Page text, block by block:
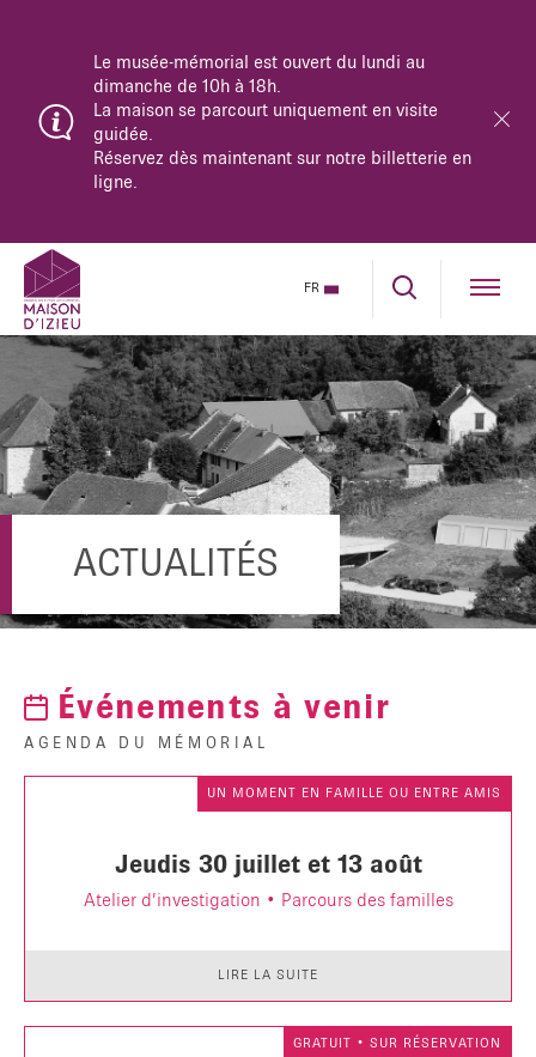
Le principal pont d’accès à la Maison d’Izieu est
fermé pour travaux jusqu’en novembre 2026.
Vérifiez votre trajet en amont ou suivez les
déviations fléchées depuis les sorties 10 et 11 de
FR
ACTUALITÉS
Événements à venir
AGENDA DU MÉMORIAL
UN MOMENT EN FAMILLE OU ENTRE AMIS
Jeudis 30 juillet et 13 août
Atelier d’investigation • Parcours des familles
LIRE LA SUITE
GRATUIT • SUR RÉSERVATION